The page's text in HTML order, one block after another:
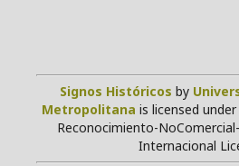
Signos Históricos by
Metropolitana is licensed
Reconocimiento-
Internacional